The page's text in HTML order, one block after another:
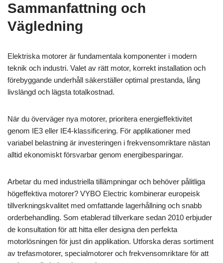
Sammanfattning och
Vägledning
Elektriska motorer är fundamentala komponenter i modern
teknik och industri. Valet av rätt motor, korrekt installation och
förebyggande underhåll säkerställer optimal prestanda, lång
livslängd och lägsta totalkostnad.
När du överväger nya motorer, prioritera energieffektivitet
genom IE3 eller IE4-klassificering. För applikationer med
variabel belastning är investeringen i frekvensomriktare nästan
alltid ekonomiskt försvarbar genom energibesparingar.
Arbetar du med industriella tillämpningar och behöver pålitliga
högeffektiva motorer? VYBO Electric kombinerar europeisk
tillverkningskvalitet med omfattande lagerhållning och snabb
orderbehandling. Som etablerad tillverkare sedan 2010 erbjuder
de konsultation för att hitta eller designa den perfekta
motorlösningen för just din applikation. Utforska deras sortiment
av trefasmotorer, specialmotorer och frekvensomriktare för att